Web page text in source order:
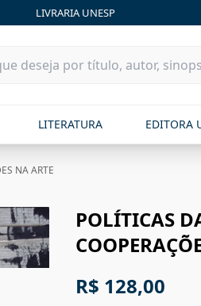
LIVRARIA UNESP
LITERATURA EDITORA
NA ARTE
POLÍTICAS
R$ 128,00